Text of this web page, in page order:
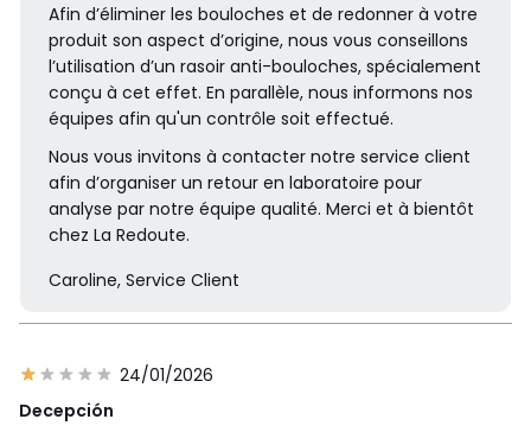
Afin d’éliminer les bouloches et de redonner à votre
produit son aspect d’origine, nous vous conseillons
l’utilisation d’un rasoir anti-bouloches, spécialement
conçu à cet effet. En parallèle, nous informons nos
équipes afin qu'un contrôle soit effectué.
Nous vous invitons à contacter notre service client
afin d’organiser un retour en laboratoire pour
analyse par notre équipe qualité. Merci et à bientôt
chez La Redoute.
Caroline, Service Client
24/01/2026
Decepción